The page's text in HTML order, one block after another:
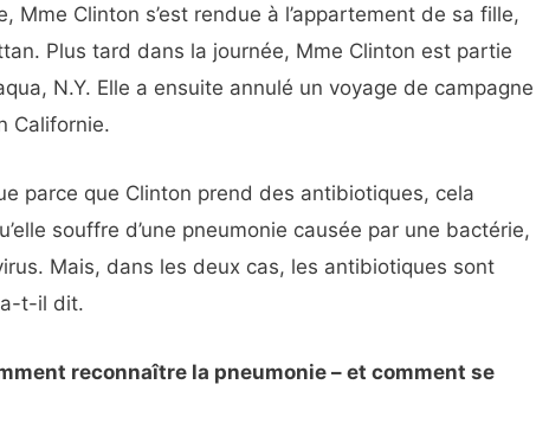
Mme Clinton s’est rendue à l’appartement de sa fille,
Plus tard dans la journée, Mme Clinton est partie
N.Y. Elle a ensuite annulé un voyage de campagne
Californie.
parce que Clinton prend des antibiotiques, cela
souffre d’une pneumonie causée par une bactérie,
Mais, dans les deux cas, les antibiotiques sont
t-il dit.
reconnaître la pneumonie – et comment se